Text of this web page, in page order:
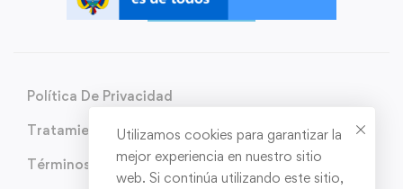
Política De Privacidad
Tratamiento de Datos Personales
Términos y condiciones
Utilizamos cookies para garantizar la
mejor experiencia en nuestro sitio
web. Si continúa utilizando este sitio,